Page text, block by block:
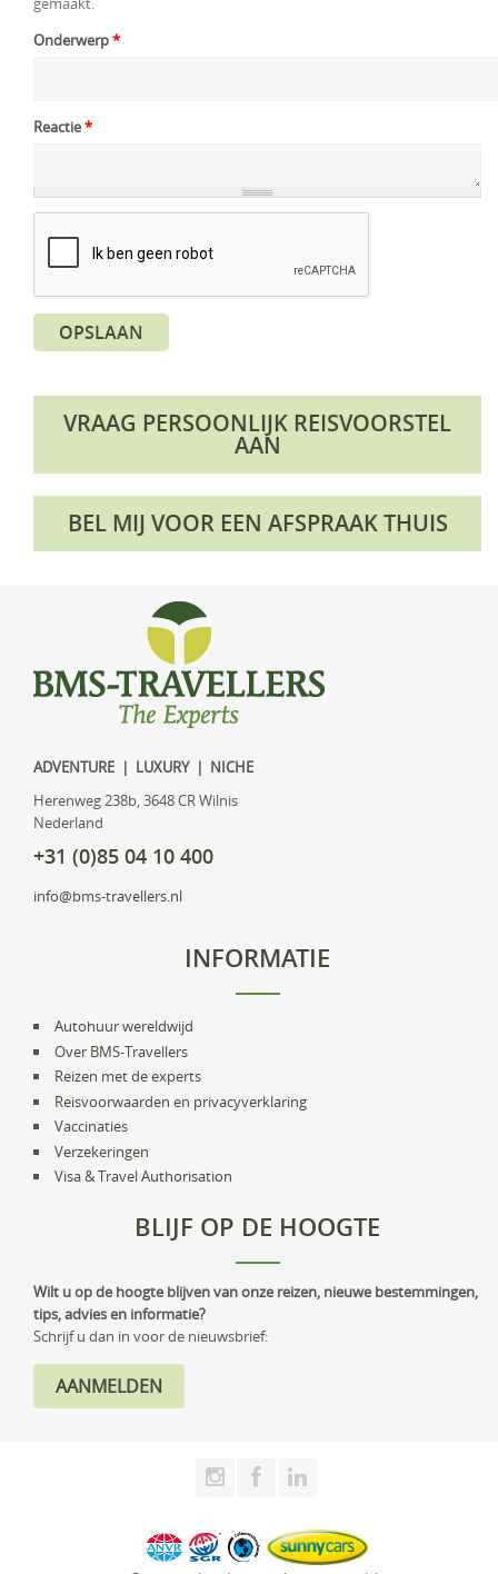
Onderwerp*
Reactie*
OPSLAAN
VRAAG PERSOONLIJK REISVOORSTEL
AAN
BEL MIJ VOOR EEN AFSPRAAK THUIS
ADVENTURE | LUXURY | NICHE
Herenweg 238b, 3648 CR Wilnis
Nederland
+31 (0)85 04 10 400
info@bms-travellers.nl
INFORMATIE
Autohuur wereldwijd
Over BMS-Travellers
Reizen met de experts
Reisvoorwaarden en privacyverklaring
Vaccinaties
Verzekeringen
Visa & Travel Authorisation
BLIJF OP DE HOOGTE
Wilt u op de hoogte blijven van onze reizen, nieuwe bestemmingen,
tips, advies en informatie?
Schrijf u dan in voor de nieuwsbrief: